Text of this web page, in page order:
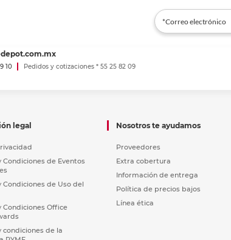
10
Pedidos y cotizaciones * 55 25 82 09
legal
Condiciones de Eventos
Condiciones de Uso del
Condiciones Office
condiciones de la
Nosotros te ayudamos
Proveedores
Extra cobertura
Información de entrega
Política de precios bajos
Línea ética